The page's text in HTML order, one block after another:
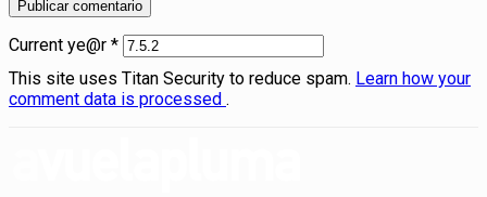
Current ye@r *
This site uses Titan Security to reduce spam. Learn how your
comment data is processed .